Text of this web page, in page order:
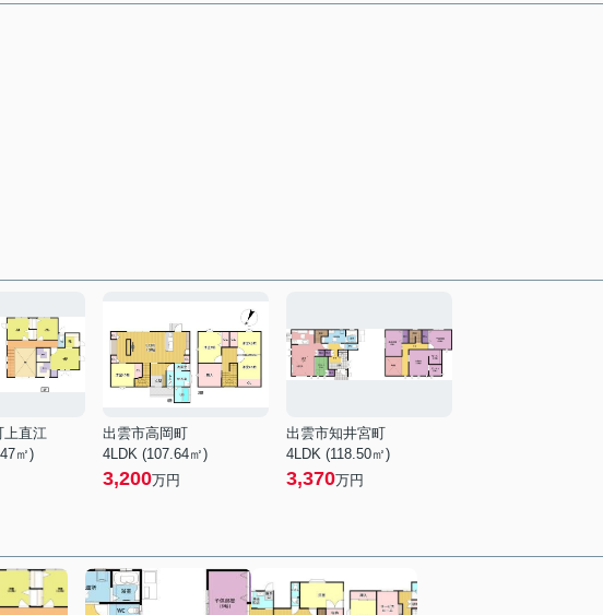
上直江
㎡)
出雲市高岡町
4LDK (107.64㎡)
3,200万円
出雲市知井宮町
4LDK (118.50㎡)
3,370万円